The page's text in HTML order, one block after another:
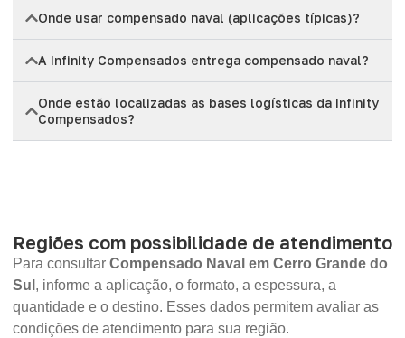
Onde usar compensado naval (aplicações típicas)?
A Infinity Compensados entrega compensado naval?
Onde estão localizadas as bases logísticas da Infinity
Compensados?
Regiões com possibilidade de atendimento
Para consultar Compensado Naval em Cerro Grande do
Sul , informe a aplicação, o formato, a espessura, a
quantidade e o destino. Esses dados permitem avaliar as
condições de atendimento para sua região.